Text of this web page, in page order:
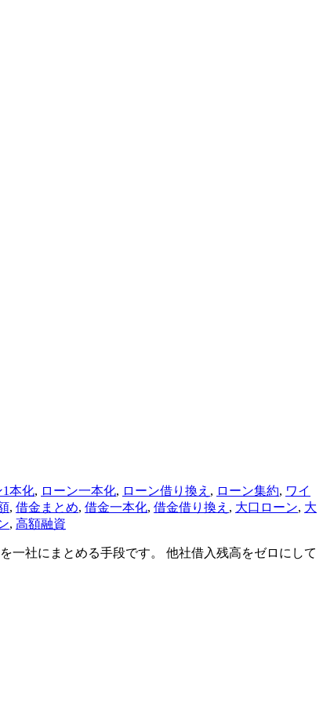
1本化, ローン一本化, ローン借り換え , ローン集約, ワイ
, 借金まとめ, 借金一本化, 借金借り換え , 大口ローン, 大
, 高額融資
一社にまとめる手段です。 他社借入残高をゼロにして